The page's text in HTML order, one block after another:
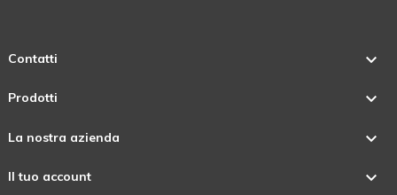
Contatti 
Prodotti 
La nostra azienda 
Il tuo account 